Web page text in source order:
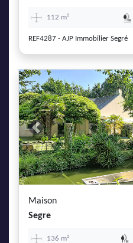
112 m²
REF4287 - AJP Immobilier Segré
Previous
Maison
Segre
136 m²